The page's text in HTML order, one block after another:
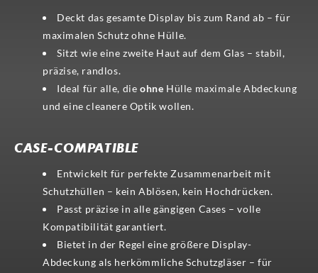
Deckt das gesamte Display bis zum Rand ab – für
maximalen Schutz ohne Hülle.
Sitzt wie eine zweite Haut auf dem Glas – stabil,
präzise, randlos.
Ideal für alle, die ohne Hülle maximale Abdeckung
und eine cleanere Optik wollen.
CASE-COMPATIBLE
Entwickelt für perfekte Zusammenarbeit mit
Schutzhüllen – kein Ablösen, kein Hochdrücken.
Passt präzise in alle gängigen Cases – volle
Kompatibilität garantiert.
Bietet in der Regel eine größere Display-
Abdeckung als herkömmliche Schutzgläser – für